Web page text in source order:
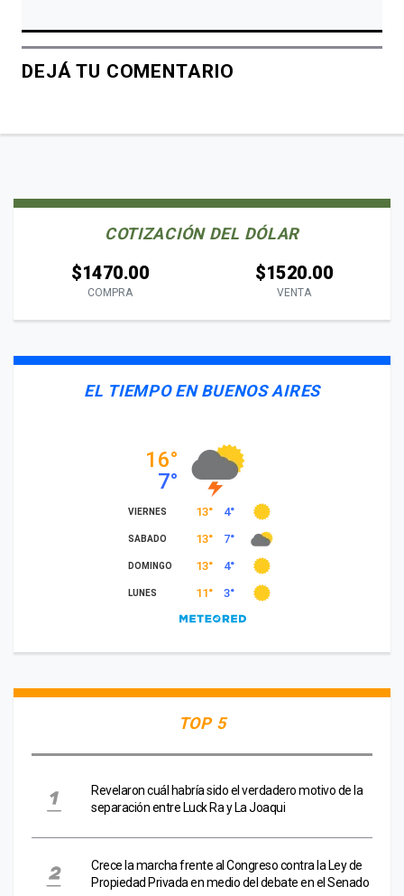
DEJÁ TU COMENTARIO
COTIZACIÓN DEL DÓLAR
$1470.00
COMPRA
$1520.00
VENTA
EL TIEMPO EN BUENOS AIRES
TOP 5
Revelaron cuál habría sido el verdadero motivo de la
separación entre Luck Ra y La Joaqui
Crece la marcha frente al Congreso contra la Ley de
Propiedad Privada en medio del debate en el Senado